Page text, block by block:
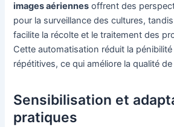
images aériennes offrent des
pour la surveillance des cultures,
facilite la récolte et le traitement des
Cette automatisation réduit la
répétitives, ce qui améliore la qualité
Sensibilisation et
pratiques